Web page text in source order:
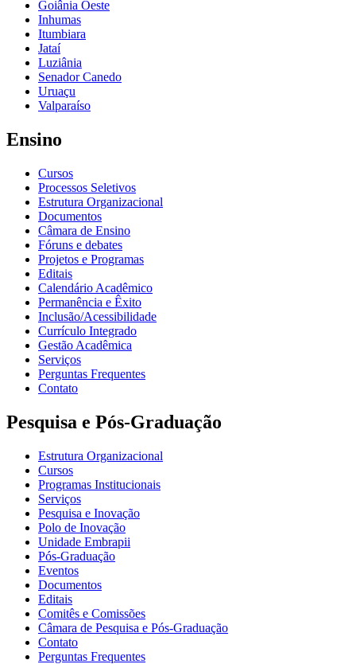
Goiânia Oeste
Inhumas
Itumbiara
Jataí
Luziânia
Senador Canedo
Uruaçu
Valparaíso
Ensino
Cursos
Processos Seletivos
Estrutura Organizacional
Documentos
Câmara de Ensino
Fóruns e debates
Projetos e Programas
Editais
Calendário Acadêmico
Permanência e Êxito
Inclusão/Acessibilidade
Currículo Integrado
Gestão Acadêmica
Serviços
Perguntas Frequentes
Contato
Pesquisa e Pós-Graduação
Estrutura Organizacional
Cursos
Programas Institucionais
Serviços
Pesquisa e Inovação
Polo de Inovação
Unidade Embrapii
Pós-Graduação
Eventos
Documentos
Editais
Comitês e Comissões
Câmara de Pesquisa e Pós-Graduação
Contato
Perguntas Frequentes